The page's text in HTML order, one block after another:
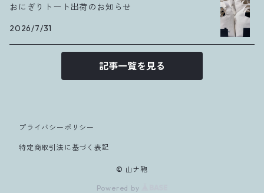
おにぎりトート出荷のお知らせ
2026/7/31
記事一覧を見る
プライバシーポリシー
特定商取引法に基づく表記
© 山ナ鞄
Powered by